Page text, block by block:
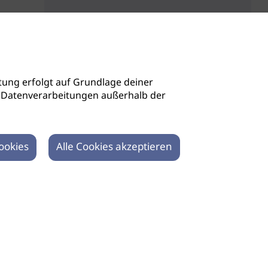
erfolgt auf Grundlage deiner
Datenverarbeitungen außerhalb der
Alle Cookies akzeptieren